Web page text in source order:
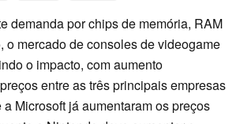
demanda por chips de memória, RAM
o mercado de consoles de videogame
o impacto, com aumento
entre as três principais empresas
Microsoft já aumentaram os preços